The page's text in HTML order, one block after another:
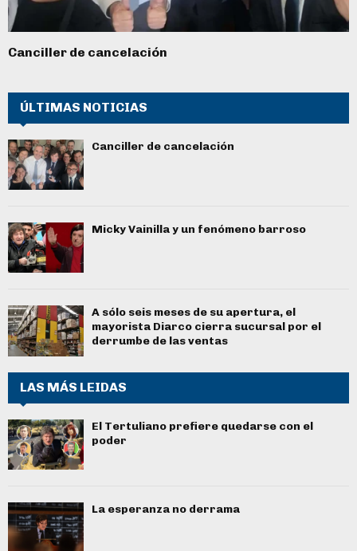
Canciller de cancelación
ÚLTIMAS NOTICIAS
Canciller de cancelación
Micky Vainilla y un fenómeno barroso
A sólo seis meses de su apertura, el
mayorista Diarco cierra sucursal por el
derrumbe de las ventas
LAS MÁS LEIDAS
El Tertuliano prefiere quedarse con el
poder
La esperanza no derrama